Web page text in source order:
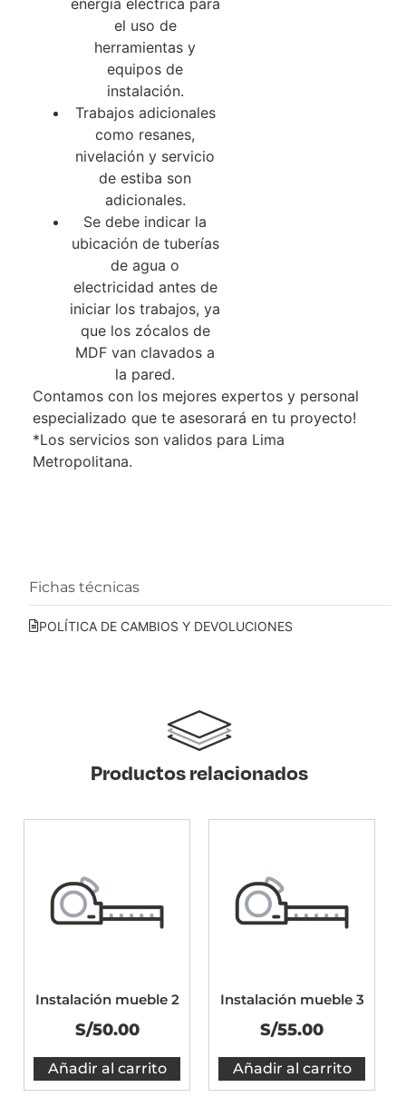
el uso de
herramientas y
equipos de
instalación.
Trabajos adicionales
como resanes,
nivelación y servicio
de estiba son
adicionales.
Se debe indicar la
ubicación de tuberías
de agua o
electricidad antes de
iniciar los trabajos, ya
que los zócalos de
MDF van clavados a
la pared.
Contamos con los mejores expertos y personal
especializado que te asesorará en tu proyecto!
*Los servicios son validos para Lima
Metropolitana.
Fichas técnicas
POLÍTICA DE CAMBIOS Y DEVOLUCIONES
Productos relacionados
Instalación mueble 2
S/50.00
Añadir al carrito
Instalación mueble 3
S/55.00
Añadir al carrito